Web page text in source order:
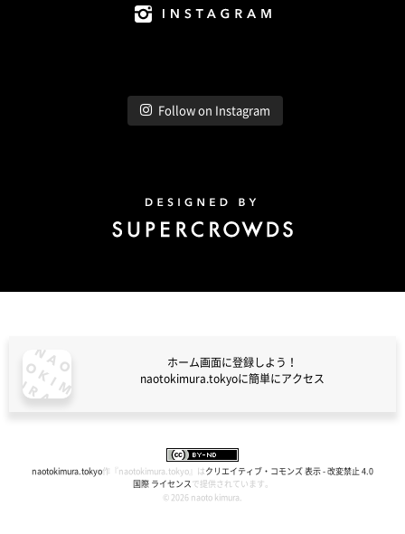
Follow on Instagram
ホーム画面に登録しよう！
naotokimura.tokyoに簡単にアクセス
naotokimura.tokyo作『 naotokimura.tokyo 』は クリエイティブ・コモンズ 表示 - 改変禁止 4.0
国際 ライセンス で提供されています。
© 2026 naoto kimura.